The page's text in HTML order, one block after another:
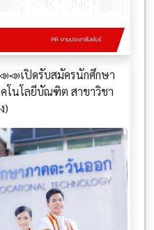
เปิดรับสมัครนักศึกษา
โนโลยีบัณฑิต สาขาวิชา
)